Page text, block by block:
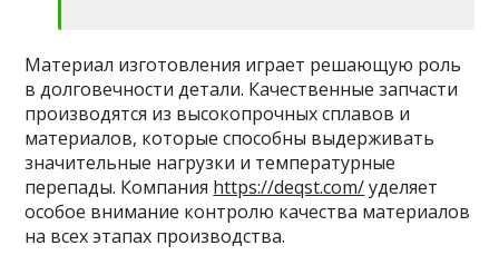
Материал изготовления играет решающую роль
в долговечности детали. Качественные запчасти
производятся из высокопрочных сплавов и
материалов, которые способны выдерживать
значительные нагрузки и температурные
перепады. Компания https://deqst.com/уделяет
особое внимание контролю качества материалов
на всех этапах производства.